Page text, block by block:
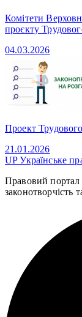
Комітети
проєкту
04.03.2026
Проект
21.01.2026
UPУкраїнське
Правовий портал
законотворчість